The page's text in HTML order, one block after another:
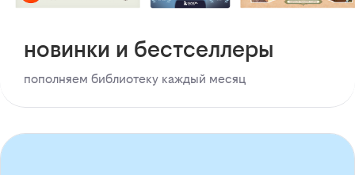
новинки и бестселлеры
пополняем библиотеку каждый месяц